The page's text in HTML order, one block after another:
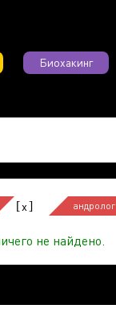
Биохакинг
[x] андролог
не найдено.